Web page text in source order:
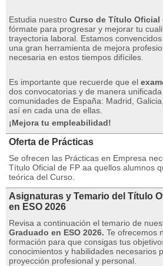
Estudia nuestro Curso de Título Oficial
fórmate para progresar y mejorar tu
trayectoria laboral. Estamos
una gran herramienta de mejora
necesaria en estos tiempos difíciles.
Es importante que recuerde que el
dos convocatorias y de manera
comunidades de España: Madrid,
así en cada una de ellas.
¡Mejora tu empleabilidad!
Oferta de Prácticas
Se ofrecen las Prácticas en Empresa
Título Oficial de FP aa quellos alumnos
teórica del Curso.
Asignaturas y Temario del Título
en ESO 2026
Revisa a continuación el temario de
Graduado en ESO 2026. Te ofrecemos
formación para que consigas tus
conocimientos y habilidades necesarios
proyección profesional y personal.